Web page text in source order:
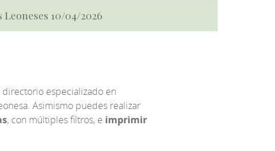
10/04/2026
especializado en
Asimismo puedes realizar
, con múltiples filtros, e imprimir